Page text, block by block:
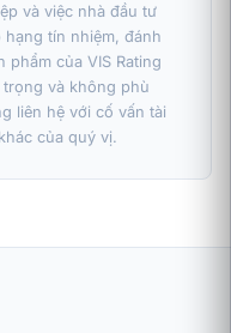
và việc nhà đầu tư
tín nhiệm, đánh
phẩm của VIS Rating
và không phù
liên hệ với cố vấn tài
của quý vị.